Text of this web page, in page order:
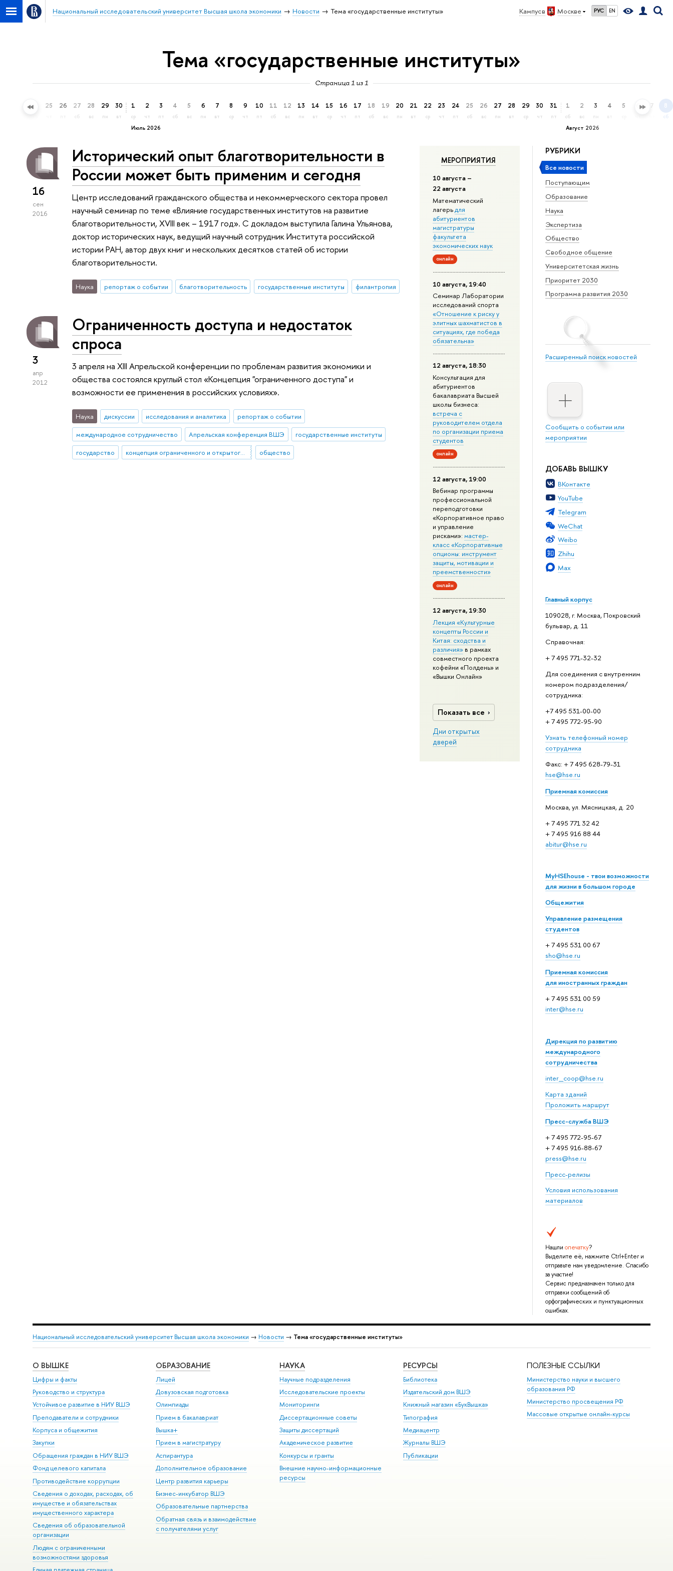
Кампус в Москве РУС EN
Национальный исследовательский университет Высшая школа экономики Новости Тема «государственные институты»
Тема «государственные институты»
Страница 1 из 1
24 25 26 27
сб
28
вс
29
пн
30
вт
Июль 2026
1
ср
2
чт
3
пт
4
сб
5
вс
6
пн
7
вт
8
ср
9
чт
10
пт
11
сб
12
вс
13
пн
14
вт
15
ср
16
чт
17
пт
18
сб
19
вс
20
пн
21
вт
22
ср
23
чт
24
пт
25
сб
26
вс
27
пн
28
вт
29
ср
30
чт
31
пт
Август 2026
1
сб
2
вс
3
пн
4 5 6 7 8
сб
РУБРИКИ
Все новости
Поступающим
Образование
Наука
Экспертиза
Общество
Свободное общение
Университетская жизнь
Приоритет 2030
Программа развития 2030
Расширенный поиск новостей
Сообщить о событии или
мероприятии
ДОБАВЬ ВЫШКУ
ВКонтакте
YouTube
Telegram
WeChat
Weibo
Zhihu
Max
Главный корпус
109028, г. Москва, Покровский
бульвар, д. 11
Справочная:
+ 7 495 771-32-32
Для соединения с внутренним
номером подразделения/
сотрудника:
+7 495 531-00-00
+ 7 495 772-95-90
Узнать телефонный номер
сотрудника
Факс: + 7 495 628-79-31
hse@hse.ru
Приемная комиссия
Москва, ул. Мясницкая, д. 20
+ 7 495 771 32 42
+ 7 495 916 88 44
abitur@hse.ru
MyHSEhouse - твои возможности
для жизни в большом городе
Общежития
Управление размещения
студентов
+ 7 495 531 00 67
sho@hse.ru
Приемная комиссия
для иностранных граждан
+ 7 495 531 00 59
inter@hse.ru
Дирекция по развитию
международного
сотрудничества
inter_coop@hse.ru
Карта зданий
Проложить маршрут
Пресс-служба ВШЭ
+ 7 495 772-95-67
+ 7 495 916-88-67
press@hse.ru
Пресс-релизы
Условия использования
материалов
Нашли опечатку?
Выделите её, нажмите Ctrl+Enter и
отправьте нам уведомление. Спасибо
за участие!
Сервис предназначен только для
отправки сообщений об
орфографических и пунктуационных
ошибках.
МЕРОПРИЯТИЯ
10 августа –
22 августа
Математический
лагерьдля
абитуриентов
магистратуры
факультета
экономических наук
онлайн
10 августа, 19:40
Семинар Лаборатории
исследований спорта
«Отношение к риску у
элитных шахматистов в
ситуациях, где победа
обязательна»
12 августа, 18:30
Консультация для
абитуриентов
бакалавриата Высшей
школы бизнеса:
встреча с
руководителем отдела
по организации приема
студентов
онлайн
12 августа, 19:00
Вебинар программы
профессиональной
переподготовки
«Корпоративное право
и управление
рисками»: мастер-
класс «Корпоративные
опционы: инструмент
защиты, мотивации и
преемственности»
онлайн
12 августа, 19:30
Лекция «Культурные
концепты России и
Китая: сходства и
различия»в рамках
совместного проекта
кофейни «Полдень» и
«Вышки Онлайн»
Показать все
Дни открытых
дверей
16
сен
2016
Исторический опыт благотворительности в
России может быть применим и сегодня
Центр исследований гражданского общества и некоммерческого сектора провел
научный семинар по теме «Влияние государственных институтов на развитие
благотворительности, XVIII век – 1917 год». С докладом выступила Галина Ульянова,
доктор исторических наук, ведущий научный сотрудник Института российской
истории РАН, автор двух книг и нескольких десятков статей об истории
благотворительности.
Наука репортаж о событии благотворительность государственные институты филантропия
3
апр
2012
Ограниченность доступа и недостаток
спроса
3 апреля на XIII Апрельской конференции по проблемам развития экономики и
общества состоялся круглый стол «Концепция "ограниченного доступа" и
возможности ее применения в российских условиях».
Наука дискуссии исследования и аналитика
репортаж о событии
международное сотрудничество
Апрельская конференция ВШЭ
государственные институты
государство
концепция ограниченного и открытого доступа общество
Национальный исследовательский университет Высшая школа экономики → Новости → Тема «государственные институты»
О ВЫШКЕ
Цифры и факты
Руководство и структура
Устойчивое развитие в НИУ ВШЭ
Преподаватели и сотрудники
Корпуса и общежития
Закупки
Обращения граждан в НИУ ВШЭ
Фонд целевого капитала
Противодействие коррупции
Сведения о доходах, расходах, об
имуществе и обязательствах
имущественного характера
Сведения об образовательной
организации
Людям с ограниченными
возможностями здоровья
ОБРАЗОВАНИЕ
Лицей
Довузовская подготовка
Олимпиады
Прием в бакалавриат
Вышка+
Прием в магистратуру
Аспирантура
Дополнительное образование
Центр развития карьеры
Бизнес-инкубатор ВШЭ
Образовательные партнерства
Обратная связь и взаимодействие
с получателями услуг
НАУКА
Научные подразделения
Исследовательские проекты
Мониторинги
Диссертационные советы
Защиты диссертаций
Академическое развитие
Конкурсы и гранты
Внешние научно-информационные
ресурсы
РЕСУРСЫ
Библиотека
Издательский дом ВШЭ
Книжный магазин «БукВышка»
Типография
Медиацентр
Журналы ВШЭ
Публикации
ПОЛЕЗНЫЕ ССЫЛКИ
Министерство науки и высшего
образования РФ
Министерство просвещения РФ
Массовые открытые онлайн-курсы